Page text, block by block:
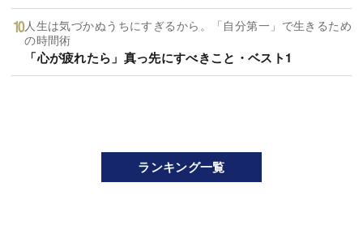
人生は気づかぬうちにすぎるから。「自分第一」で生きるため
の時間術
「心が疲れたら」真っ先にすべきこと・ベスト1
ランキング一覧